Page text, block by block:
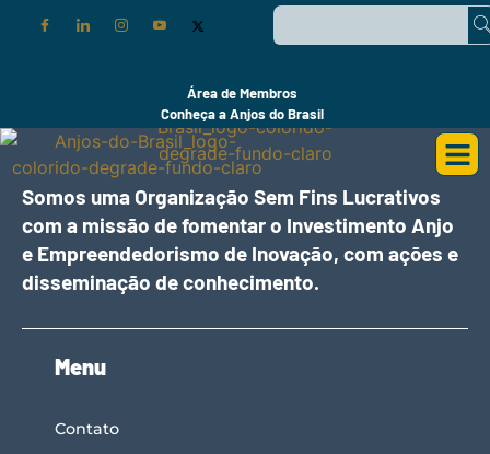
Área de Membros
Conheça a Anjos do Brasil
Somos uma Organização Sem Fins Lucrativos
com a missão de fomentar o Investimento Anjo
e Empreendedorismo de Inovação, com ações e
disseminação de conhecimento.
Menu
Contato